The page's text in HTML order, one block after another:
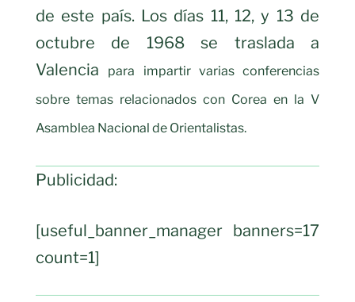
de este país. Los días 11, 12, y 13 de
octubre de 1968 se traslada a
Valencia
para impartir varias conferencias
sobre temas relacionados con Corea en la V
Asamblea Nacional de Orientalistas.
Publicidad:
[useful_banner_manager banners=17
count=1]